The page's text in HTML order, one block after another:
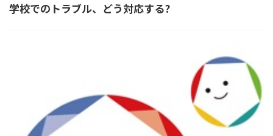
学校でのトラブル、どう対応する?